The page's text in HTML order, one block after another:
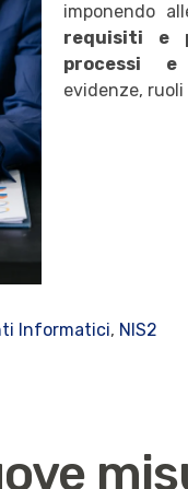
imponendo
requisiti e
processi e
evidenze,
Informatici, NIS2